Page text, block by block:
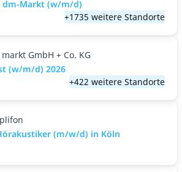
dm-Markt (w/m/d)
+1735 weitere Standorte
GmbH + Co. KG
(w/m/d) 2026
+422 weitere Standorte
(m/w/d) in Köln